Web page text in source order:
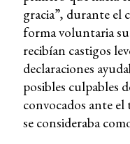
gracia”, durante el
forma voluntaria
recibían castigos
declaraciones
posibles culpables
convocados ante
se consideraba